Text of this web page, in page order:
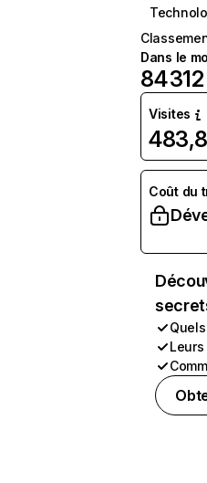
Dans le
84 312
Visites
Coût du